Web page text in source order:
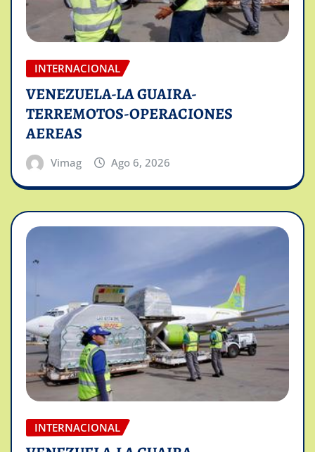
INTERNACIONAL
VENEZUELA-LA GUAIRA-
TERREMOTOS-OPERACIONES
AEREAS
Vimag Ago 6, 2026
INTERNACIONAL